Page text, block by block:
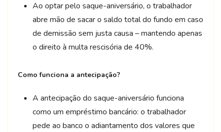
Ao optar pelo saque-aniversário, o trabalhador
abre mão de sacar o saldo total do fundo em caso
de demissão sem justa causa – mantendo apenas
o direito à multa rescisória de 40%.
Como funciona a antecipação?
A antecipação do saque-aniversário funciona
como um empréstimo bancário: o trabalhador
pede ao banco o adiantamento dos valores que